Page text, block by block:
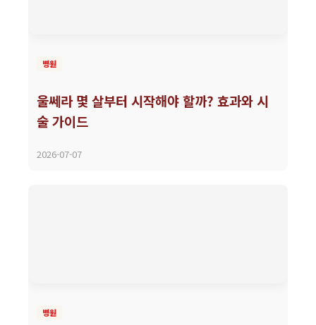
병원
울쎄라 몇 살부터 시작해야 할까? 효과와 시
술 가이드
2026-07-07
병원